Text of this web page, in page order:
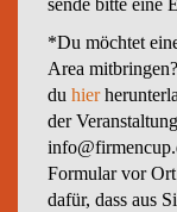
sende bitte eine
*Du möchtet
Area
du hier
der
Formular vor
dafür, dass aus